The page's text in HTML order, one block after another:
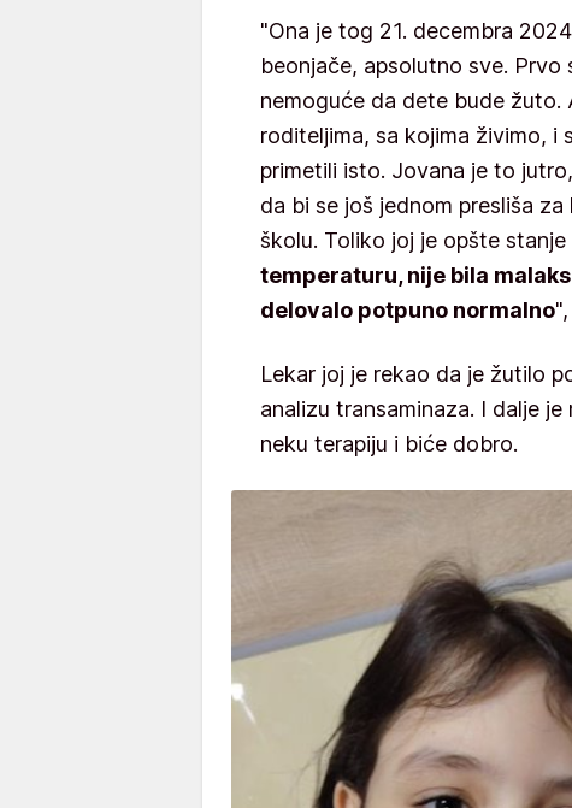
"Ona je tog 21. decembra
beonjače, apsolutno sve. Prvo
nemoguće da dete bude žuto.
roditeljima, sa kojima živimo, i
primetili isto. Jovana je to
da bi se još jednom presliša
školu. Toliko joj je opšte
temperaturu, nije bila
delovalo potpuno normalno
Lekar joj je rekao da je žutilo
analizu transaminaza. I dalje
neku terapiju i biće dobro.